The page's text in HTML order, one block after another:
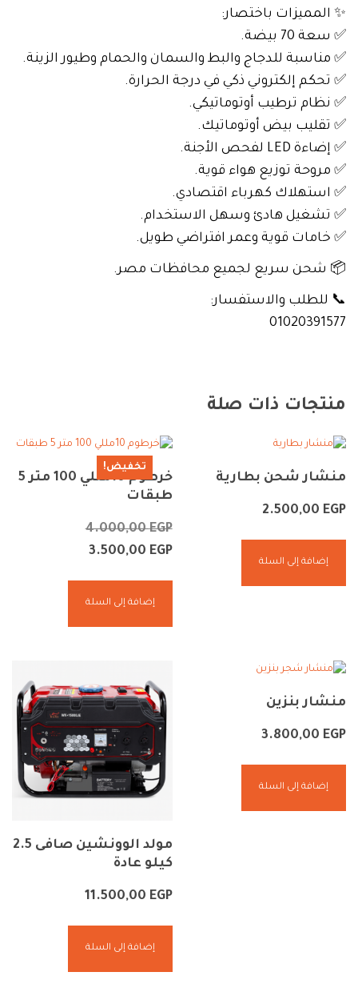
✨ المميزات باختصار:
✅ سعة 70 بيضة.
✅ مناسبة للدجاج والبط والسمان والحمام وطيور الزينة.
✅ تحكم إلكتروني ذكي في درجة الحرارة.
✅ نظام ترطيب أوتوماتيكي.
✅ تقليب بيض أوتوماتيك.
✅ إضاءة LED لفحص الأجنة.
✅ مروحة توزيع هواء قوية.
✅ استهلاك كهرباء اقتصادي.
✅ تشغيل هادئ وسهل الاستخدام.
✅ خامات قوية وعمر افتراضي طويل.
📦 شحن سريع لجميع محافظات مصر.
📞 للطلب والاستفسار:
01020391577
منتجات ذات صلة
منشار شحن بطارية
2.500,00 EGP
إضافة إلى السلة
تخفيض!
خرطوم 10مللي 100 متر 5
طبقات
4.000,00EGP
3.500,00 EGP
إضافة إلى السلة
منشار بنزين
3.800,00 EGP
إضافة إلى السلة
مولد الوونشين صافى 2.5
كيلو عادة
11.500,00 EGP
إضافة إلى السلة